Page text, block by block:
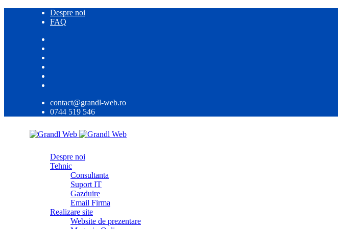
Despre noi
FAQ
contact@grandl-web.ro
0744 519 546
Despre noi
Tehnic
Consultanta
Suport IT
Gazduire
Email Firma
Realizare site
Website de prezentare